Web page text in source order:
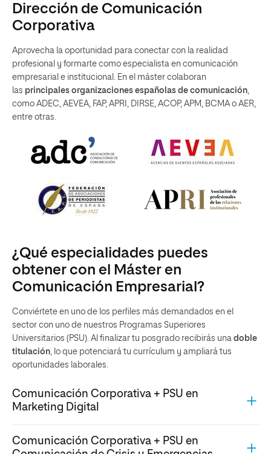
Dirección de Comunicación
Corporativa
Aprovecha la oportunidad para conectar con la realidad
profesional y formarte como especialista en comunicación
empresarial e institucional. En el máster colaboran
las principales organizaciones españolas de comunicación
como ADEC, AEVEA, FAP, APRI, DIRSE, ACOP, APM, BCMA o AER,
entre otras.
¿Qué especialidades puedes
obtener con el Máster en
Comunicación Empresarial?
Conviértete en uno de los perfiles más demandados en el
sector con uno de nuestros Programas Superiores
Universitarios (PSU). Al finalizar tu posgrado recibirás una doble
titulación , lo que potenciará tu currículum y ampliará tus
oportunidades laborales.
Comunicación Corporativa + PSU en
Marketing Digital
Comunicación Corporativa + PSU en